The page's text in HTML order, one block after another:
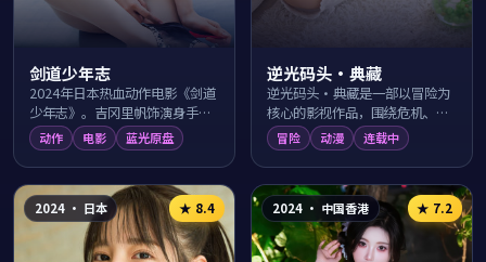
剑道少年志
2024年日本热血动作电影《剑道
少年志》。吉冈里帆饰演身手不
凡的主角，与山田凉介并肩对抗
黑暗势力。导演河瀨直美以一镜
到底的凌厉打...
动作 电影 蓝光原盘
逆光码头·典藏
逆光码头·典藏是一部以冒险为
核心的影视作品，围绕危机、反
转与人物成长展开，整体节奏紧
凑，值得推荐观看。
冒险 动漫 连载中
2024· 日本 ★ 8.4 2024· 中国香港 ★ 7.2